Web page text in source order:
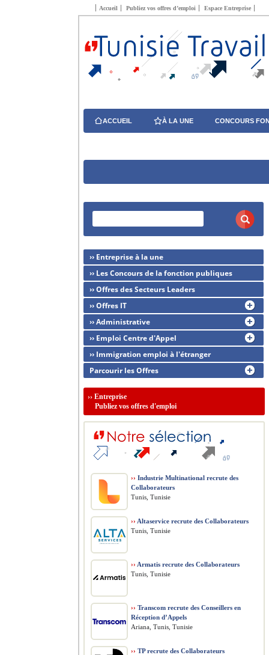
Accueil Publiez vos offres d’emploi Espace Entreprise
ACCUEIL À LA UNE CONCOURS
›› Entreprise à la une
›› Les Concours de la fonction publiques
›› Offres des Secteurs Leaders
›› Offres IT
›› Administrative
›› Emploi Centre d'Appel
›› Immigration emploi à l'étranger
Parcourir les Offres
›› Entreprise
Publiez vos offres d'emploi
›› Industrie Multinational recrute des
Collaborateurs
Tunis, Tunisie
›› Altaservice recrute des Collaborateurs
Tunis, Tunisie
›› Armatis recrute des Collaborateurs
Tunis, Tunisie
›› Transcom recrute des Conseillers en
Réception d’Appels
Ariana, Tunis, Tunisie
›› TP recrute des Collaborateurs